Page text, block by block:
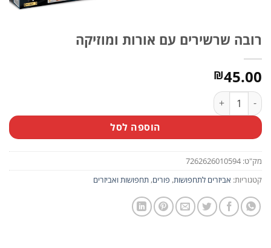
רובה שרשירים עם אורות ומוזיקה
₪45.00
כמות של רובה שרשירים עם אורות ומוזיקה
הוספה לסל
מק"ט:7262626010594
קטגוריות: אביזרים לתחפושות, פורים, תחפושות ואביזרים